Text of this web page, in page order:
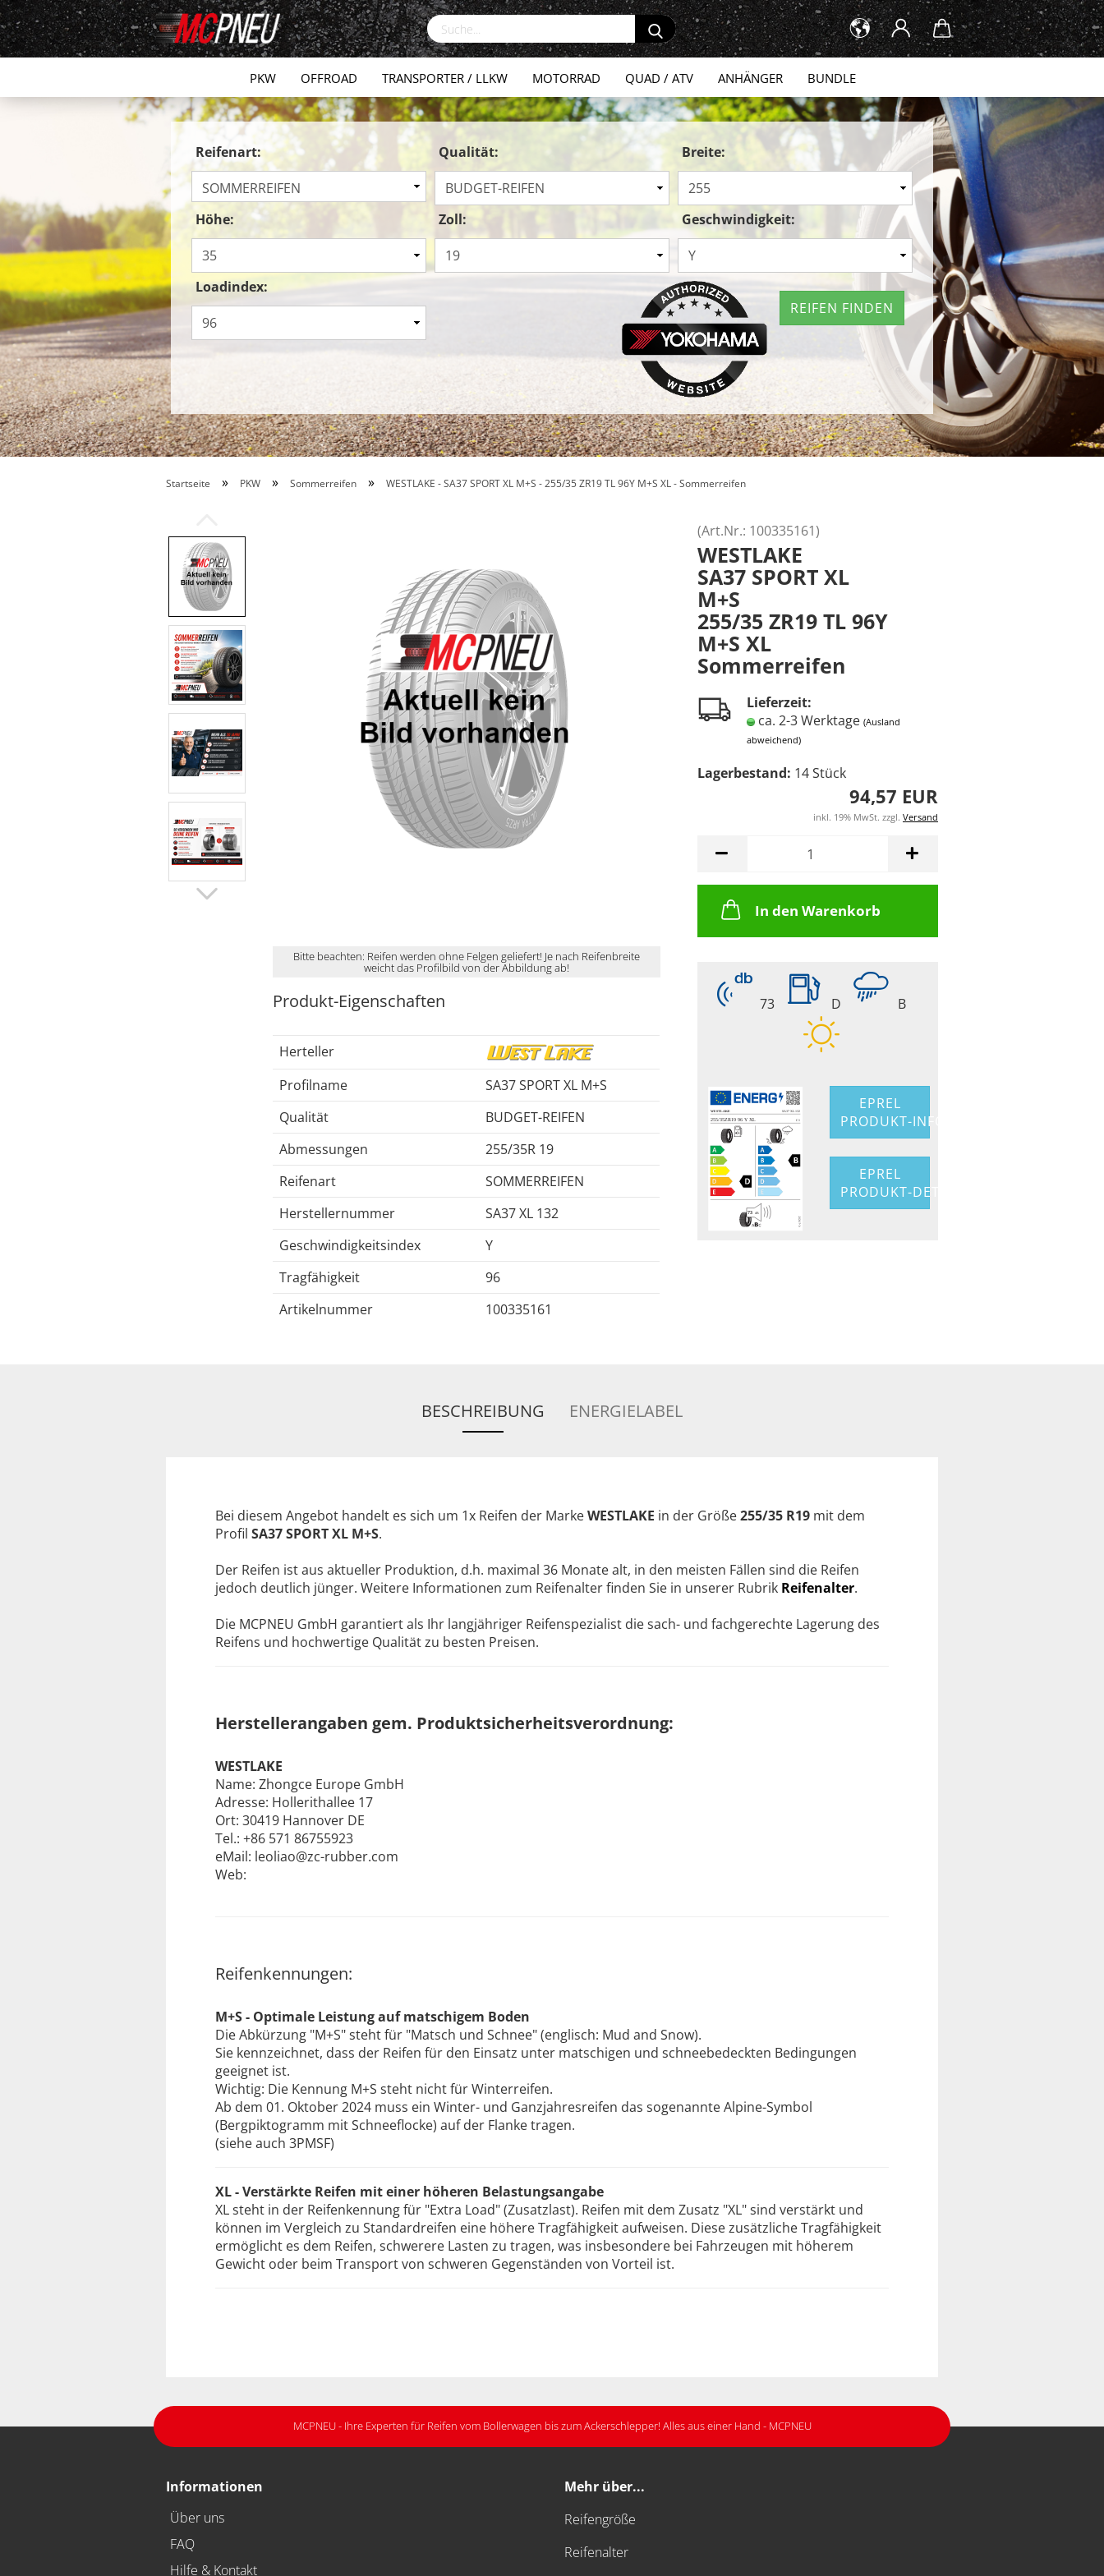
PKW OFFROAD TRANSPORTER / LLKW MOTORRAD QUAD / ATV ANHÄNGER BUNDLE
Reifenart: Qualität: Breite:
Höhe: Zoll: Geschwindigkeit:
Loadindex:
REIFEN FINDEN
Startseite » PKW » Sommerreifen » WESTLAKE - SA37 SPORT XL M+S - 255/35 ZR19 TL 96Y M+S XL - Sommerreifen
Bitte beachten: Reifen werden ohne Felgen geliefert! Je nach Reifenbreite
weicht das Profilbild von der Abbildung ab!
Produkt-Eigenschaften
Herteller
Profilname
SA37 SPORT XL M+S
Qualität
BUDGET-REIFEN
Abmessungen
255/35R 19
Reifenart
SOMMERREIFEN
Herstellernummer
SA37 XL 132
Geschwindigkeitsindex
Y
Tragfähigkeit
96
Artikelnummer
100335161
(Art.Nr.: 100335161)
WESTLAKE
SA37 SPORT XL
M+S
255/35 ZR19 TL 96Y
M+S XL
Sommerreifen
Lieferzeit:
ca. 2-3 Werktage (Ausland
abweichend)
Lagerbestand: 14Stück
94,57 EUR
inkl. 19% MwSt. zzgl. Versand
In den Warenkorb
73 D B
EPREL
PRODUKT-INFO
EPREL
PRODUKT-DETAIL
BESCHREIBUNG ENERGIELABEL
Bei diesem Angebot handelt es sich um 1x Reifen der MarkeWESTLAKE in der Größe255/35 R19 mit dem
Profil SA37 SPORT XL M+S.
Der Reifen ist aus aktueller Produktion, d.h. maximal 36 Monate alt, in den meisten Fällen sind die Reifen
jedoch deutlich jünger. Weitere Informationen zum Reifenalter finden Sie in unserer Rubrik Reifenalter.
Die MCPNEU GmbH garantiert als Ihr langjähriger Reifenspezialist die sach- und fachgerechte Lagerung des
Reifens und hochwertige Qualität zu besten Preisen.
Herstellerangaben gem. Produktsicherheitsverordnung:
WESTLAKE
Name: Zhongce Europe GmbH
Adresse: Hollerithallee 17
Ort: 30419 Hannover DE
Tel.: +86 571 86755923
eMail: leoliao@zc-rubber.com
Web:
Reifenkennungen:
M+S - Optimale Leistung auf matschigem Boden
Die Abkürzung "M+S" steht für "Matsch und Schnee" (englisch: Mud and Snow).
Sie kennzeichnet, dass der Reifen für den Einsatz unter matschigen und schneebedeckten Bedingungen
geeignet ist.
Wichtig: Die Kennung M+S steht nicht für Winterreifen.
Ab dem 01. Oktober 2024 muss ein Winter- und Ganzjahresreifen das sogenannte Alpine-Symbol
(Bergpiktogramm mit Schneeflocke) auf der Flanke tragen.
(siehe auch 3PMSF)
XL - Verstärkte Reifen mit einer höheren Belastungsangabe
XL steht in der Reifenkennung für "Extra Load" (Zusatzlast). Reifen mit dem Zusatz "XL" sind verstärkt und
können im Vergleich zu Standardreifen eine höhere Tragfähigkeit aufweisen. Diese zusätzliche Tragfähigkeit
ermöglicht es dem Reifen, schwerere Lasten zu tragen, was insbesondere bei Fahrzeugen mit höherem
Gewicht oder beim Transport von schweren Gegenständen von Vorteil ist.
MCPNEU - Ihre Experten für Reifen vom Bollerwagen bis zum Ackerschlepper! Alles aus einer Hand - MCPNEU
Informationen
Über uns
FAQ
Hilfe & Kontakt
Mehr über...
Reifengröße
Reifenalter